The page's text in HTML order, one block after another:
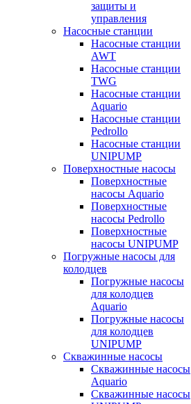
защиты и
управления
Насосные станции
Насосные станции
AWT
Насосные станции
TWG
Насосные станции
Aquario
Насосные станции
Pedrollo
Насосные станции
UNIPUMP
Поверхностные насосы
Поверхностные
насосы Aquario
Поверхностные
насосы Pedrollo
Поверхностные
насосы UNIPUMP
Погружные насосы для
колодцев
Погружные насосы
для колодцев
Aquario
Погружные насосы
для колодцев
UNIPUMP
Скважинные насосы
Скважинные насосы
Aquario
Скважинные насосы